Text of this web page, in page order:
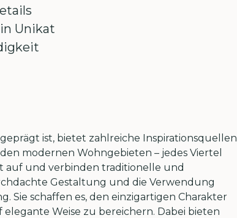
Unikat
ist, bietet zahlreiche Inspirationsquellen
modernen Wohngebieten – jedes Viertel
auf und verbinden traditionelle und
Gestaltung und die Verwendung
Sie schaffen es, den einzigartigen Charakter
Weise zu bereichern. Dabei bieten